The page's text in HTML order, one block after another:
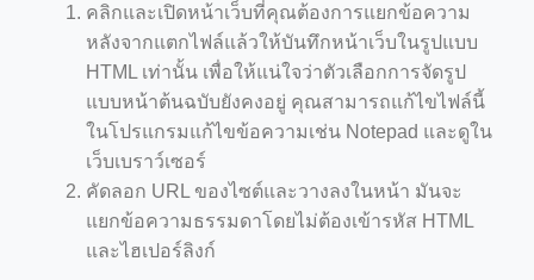
work?lat=37.49813&lng=127.0284&zoom=16
คลิกและเปิดหน้าเว็บที่คุณต้องการแยกข้อความ
หลังจากแตกไฟล์แล้วให้บันทึกหน้าเว็บในรูปแบบ
HTML เท่านั้น เพื่อให้แน่ใจว่าตัวเลือกการจัดรูป
แบบหน้าต้นฉบับยังคงอยู่ คุณสามารถแก้ไขไฟล์นี้
ในโปรแกรมแก้ไขข้อความเช่น Notepad และดูใน
เว็บเบราว์เซอร์
คัดลอก URL ของไซต์และวางลงในหน้า มันจะ
แยกข้อความธรรมดาโดยไม่ต้องเข้ารหัส HTML
และไฮเปอร์ลิงก์